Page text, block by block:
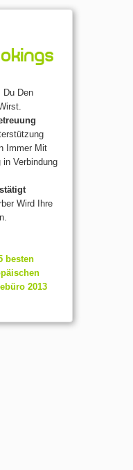
Du Den
Immer Mit
in Verbindung
Wird Ihre
besten
2013